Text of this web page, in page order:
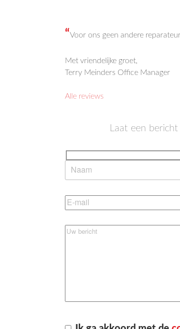
“Voor ons geen andere
Met vriendelijke groet,
Terry Meinders Office Manager
Alle reviews
Laat een